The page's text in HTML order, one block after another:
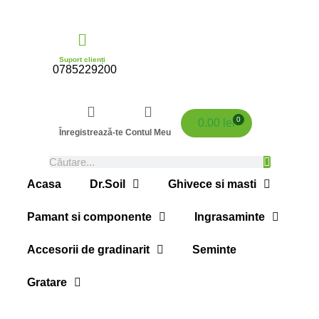
Suport clienți
0785229200
Înregistrează-te Contul Meu
0.00 lei 0
Acasa Dr.Soil Ghivece si masti
Pamant si componente Ingrasaminte
Accesorii de gradinarit Seminte
Gratare